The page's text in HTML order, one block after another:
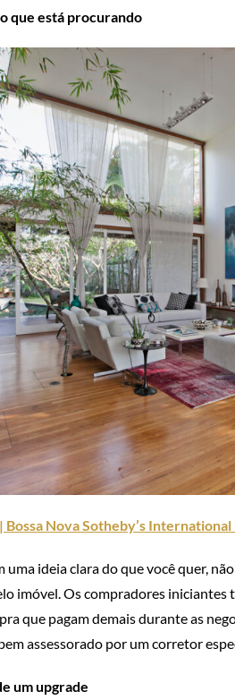
que está procurando
Bossa Nova Sotheby’s
uma ideia clara do que você quer,
imóvel. Os compradores iniciantes
que pagam demais durante as
assessorado por um corretor
um upgrade